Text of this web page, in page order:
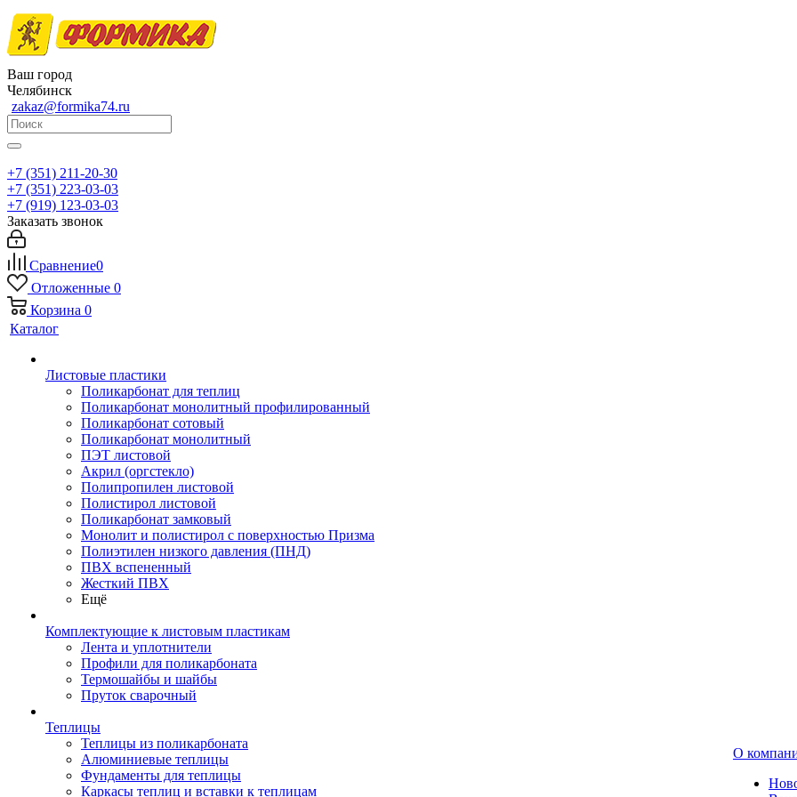
Ваш город
Челябинск
zakaz@formika74.ru
+7 (351) 211-20-30
+7 (351) 223-03-03
+7 (919) 123-03-03
Заказать звонок
Сравнение0
Отложенные 0
Корзина 0
Каталог
Листовые пластики
Поликарбонат для теплиц
Поликарбонат монолитный профилированный
Поликарбонат сотовый
Поликарбонат монолитный
ПЭТ листовой
Акрил (оргстекло)
Полипропилен листовой
Полистирол листовой
Поликарбонат замковый
Монолит и полистирол с поверхностью Призма
Полиэтилен низкого давления (ПНД)
ПВХ вспененный
Жесткий ПВХ
Ещё
Комплектующие к листовым пластикам
Лента и уплотнители
Профили для поликарбоната
Термошайбы и шайбы
Пруток сварочный
Теплицы
Теплицы из поликарбоната
Алюминиевые теплицы
Фундаменты для теплицы
Каркасы теплиц и вставки к теплицам
О